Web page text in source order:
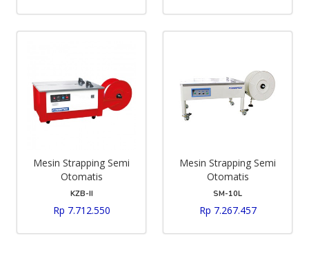
Mesin Strapping Semi
Otomatis
KZB-II
Rp 7.712.550
Mesin Strapping Semi
Otomatis
SM-10L
Rp 7.267.457